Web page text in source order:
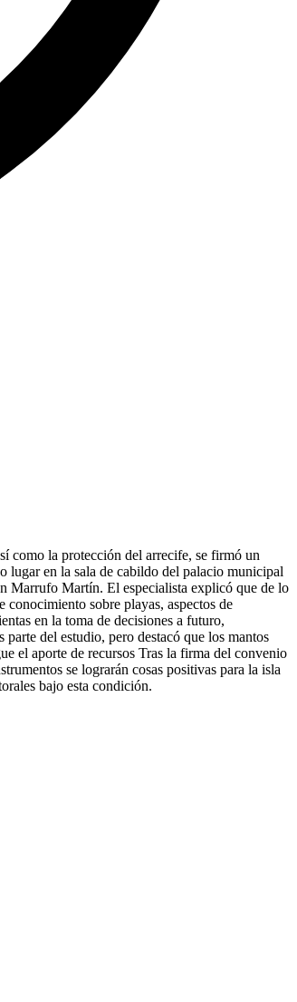
como la protección del arrecife, se firmó un
en la sala de cabildo del palacio municipal
Marrufo Martín. El especialista explicó que de lo
conocimiento sobre playas, aspectos de
en la toma de decisiones a futuro,
del estudio, pero destacó que los mantos
el aporte de recursos Tras la firma del convenio
se lograrán cosas positivas para la isla
bajo esta condición.